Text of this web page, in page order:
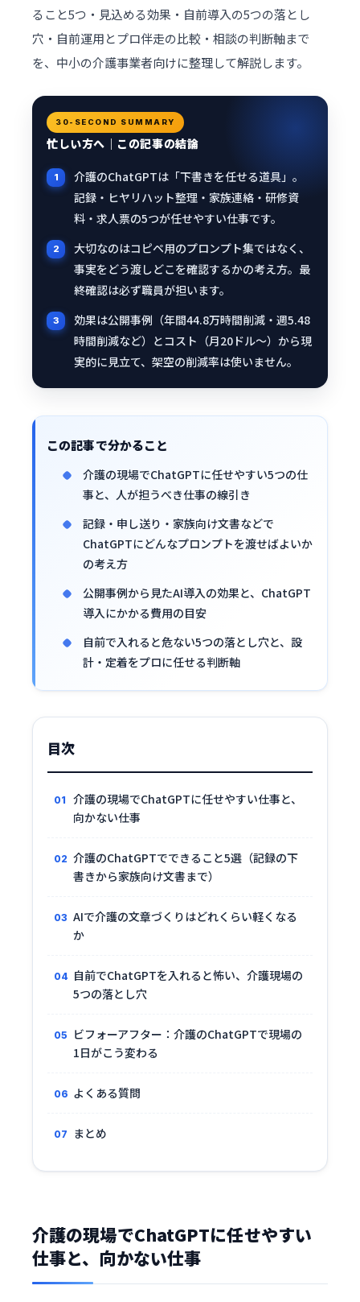
ること5つ・見込める効果・自前導入の5つの落とし
穴・自前運用とプロ伴走の比較・相談の判断軸まで
を、中小の介護事業者向けに整理して解説します。
30-SECOND SUMMARY
忙しい方へ｜この記事の結論
介護のChatGPTは「下書きを任せる道具」。
記録・ヒヤリハット整理・家族連絡・研修資
料・求人票の5つが任せやすい仕事です。
大切なのはコピペ用のプロンプト集ではなく、
事実をどう渡しどこを確認するかの考え方。最
終確認は必ず職員が担います。
効果は公開事例（年間44.8万時間削減・週5.48
時間削減など）とコスト（月20ドル〜）から現
実的に見立て、架空の削減率は使いません。
この記事で分かること
介護の現場でChatGPTに任せやすい5つの仕
事と、人が担うべき仕事の線引き
記録・申し送り・家族向け文書などで
ChatGPTにどんなプロンプトを渡せばよいか
の考え方
公開事例から見たAI導入の効果と、ChatGPT
導入にかかる費用の目安
自前で入れると危ない5つの落とし穴と、設
計・定着をプロに任せる判断軸
目次
介護の現場でChatGPTに任せやすい仕事と、
向かない仕事
介護のChatGPTでできること5選（記録の下
書きから家族向け文書まで）
AIで介護の文章づくりはどれくらい軽くなる
か
自前でChatGPTを入れると怖い、介護現場の
5つの落とし穴
ビフォーアフター：介護のChatGPTで現場の
1日がこう変わる
よくある質問
まとめ
介護の現場でChatGPTに任せやすい
仕事と、向かない仕事